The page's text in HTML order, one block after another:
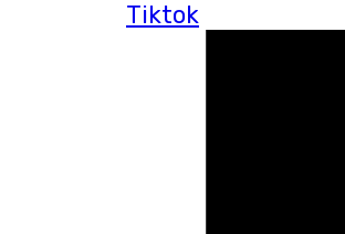
Tiktok